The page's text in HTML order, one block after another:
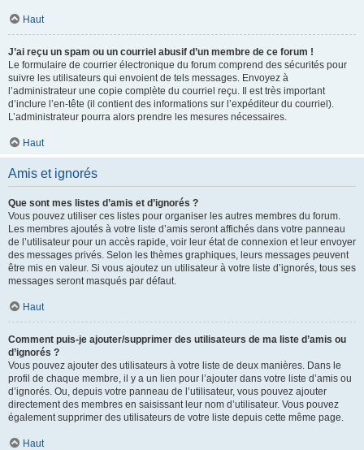
Haut
J’ai reçu un spam ou un courriel abusif d’un membre de ce forum !
Le formulaire de courrier électronique du forum comprend des sécurités pour
suivre les utilisateurs qui envoient de tels messages. Envoyez à
l’administrateur une copie complète du courriel reçu. Il est très important
d’inclure l’en-tête (il contient des informations sur l’expéditeur du courriel).
L’administrateur pourra alors prendre les mesures nécessaires.
Haut
Amis et ignorés
Que sont mes listes d’amis et d’ignorés ?
Vous pouvez utiliser ces listes pour organiser les autres membres du forum.
Les membres ajoutés à votre liste d’amis seront affichés dans votre panneau
de l’utilisateur pour un accès rapide, voir leur état de connexion et leur envoyer
des messages privés. Selon les thèmes graphiques, leurs messages peuvent
être mis en valeur. Si vous ajoutez un utilisateur à votre liste d’ignorés, tous ses
messages seront masqués par défaut.
Haut
Comment puis-je ajouter/supprimer des utilisateurs de ma liste d’amis ou
d’ignorés ?
Vous pouvez ajouter des utilisateurs à votre liste de deux manières. Dans le
profil de chaque membre, il y a un lien pour l’ajouter dans votre liste d’amis ou
d’ignorés. Ou, depuis votre panneau de l’utilisateur, vous pouvez ajouter
directement des membres en saisissant leur nom d’utilisateur. Vous pouvez
également supprimer des utilisateurs de votre liste depuis cette même page.
Haut